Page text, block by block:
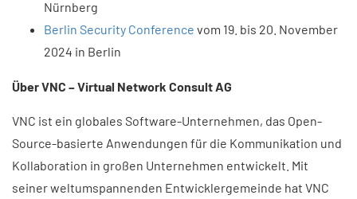
Nürnberg
Berlin Security Conference vom 19. bis 20. November
2024 in Berlin
Über VNC – Virtual Network Consult AG​
VNC ist ein globales Software-Unternehmen, das Open-
Source-basierte Anwendungen für die Kommunikation und
Kollaboration in großen Unternehmen entwickelt. Mit
seiner weltumspannenden Entwicklergemeinde hat VNC